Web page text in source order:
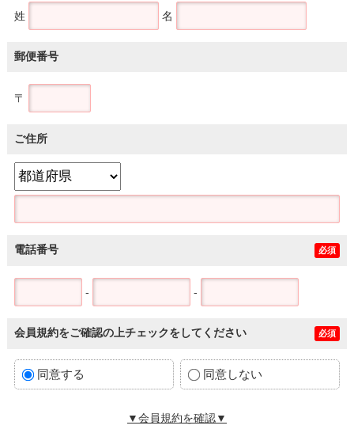
姓 名
郵便番号
〒
ご住所
電話番号 必須
- -
会員規約をご確認の上チェックをしてください 必須
同意する 同意しない
▼会員規約を確認▼